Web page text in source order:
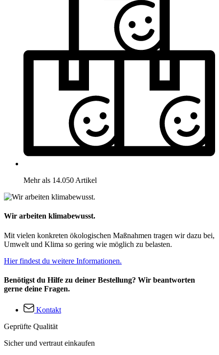
Mehr als 14.050 Artikel
Wir arbeiten klimabewusst.
Mit vielen konkreten ökologischen Maßnahmen tragen wir dazu bei,
Umwelt und Klima so gering wie möglich zu belasten.
Hier findest du weitere Informationen.
Benötigst du Hilfe zu deiner Bestellung? Wir beantworten
gerne deine Fragen.
Kontakt
Geprüfte Qualität
Sicher und vertraut einkaufen